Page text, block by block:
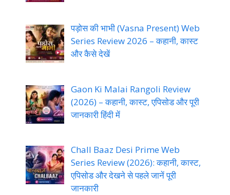
पड़ोस की भाभी (Vasna Present) Web
Series Review 2026 – कहानी, कास्ट
और कैसे देखें
Gaon Ki Malai Rangoli Review
(2026) – कहानी, कास्ट, एपिसोड और पूरी
जानकारी हिंदी में
Chall Baaz Desi Prime Web
Series Review (2026): कहानी, कास्ट,
एपिसोड और देखने से पहले जानें पूरी
जानकारी